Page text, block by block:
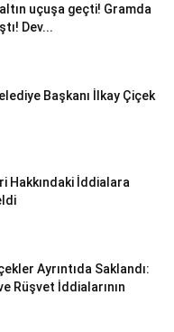
uçuşa geçti! Gramda
Dev...
Başkanı İlkay Çiçek
Hakkındaki İddialara
Ayrıntıda Saklandı:
Rüşvet İddialarının